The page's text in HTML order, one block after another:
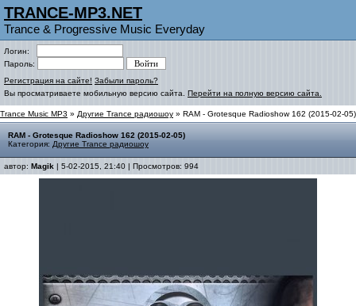
TRANCE-MP3.NET
Trance & Progressive Music Everyday
Логин:
Пароль:
Регистрация на сайте! Забыли пароль?
Вы просматриваете мобильную версию сайта. Перейти на полную версию сайта.
Trance Music MP3 » Другие Trance радиошоу » RAM - Grotesque Radioshow 162 (2015-02-05)
RAM - Grotesque Radioshow 162 (2015-02-05)
Категория: Другие Trance радиошоу
автор: Magik | 5-02-2015, 21:40 | Просмотров: 994